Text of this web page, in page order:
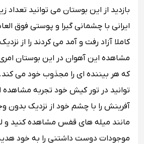
بازدید از این بوستان می توانید تعداد
ایرانی با چشمانی گیرا و پوستی فوق
کاملا آزاد رفت و آمد می کردند را از
مشاهده این آهوان در این بوستان
که هر بیننده ای را مجذوب خود می
توانید در تور کیش خود تجربه مشاهده
آفرینش را با چشم خود از نزدیک بدون
مانند میله های قفس مشاهده کنید و
موجودات دوست داشتنی را به خود